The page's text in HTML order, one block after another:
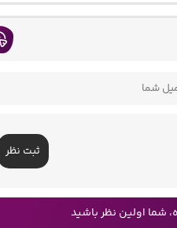
ثبت نظر
شما اولین نظر باشید